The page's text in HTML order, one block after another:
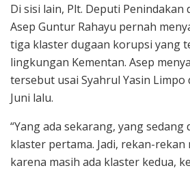
Di sisi lain, Plt. Deputi Penindakan
Asep Guntur Rahayu pernah
tiga klaster dugaan korupsi yang
lingkungan Kementan. Asep
tersebut usai Syahrul Yasin Limpo
Juni lalu.
“Yang ada sekarang, yang
klaster pertama. Jadi, rekan-
karena masih ada klaster kedua,